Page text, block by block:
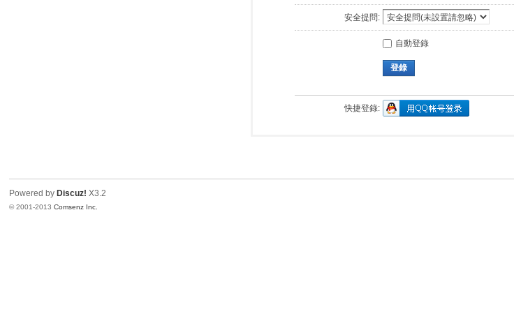
安全提問:
自動登錄
登錄
快捷登錄:
Powered by Discuz! X3.2
© 2001-2013Comsenz Inc.